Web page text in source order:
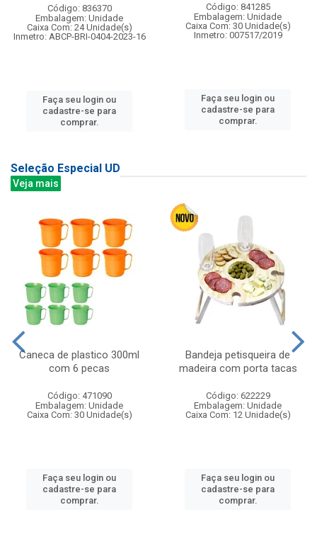
Código: 836370
Embalagem: Unidade
Caixa Com: 24 Unidade(s)
Inmetro: ABCP-BRI-0404-2023-16
Faça seu login ou
cadastre-se para
comprar.
Código: 841285
Embalagem: Unidade
Caixa Com: 30 Unidade(s)
Inmetro: 007517/2019
Faça seu login ou
cadastre-se para
comprar.
Seleção Especial UD
Veja mais
Caneca de plastico 300ml
com 6 pecas
Código: 471090
Embalagem: Unidade
Caixa Com: 30 Unidade(s)
Faça seu login ou
cadastre-se para
comprar.
Bandeja petisqueira de
madeira com porta tacas
Código: 622229
Embalagem: Unidade
Caixa Com: 12 Unidade(s)
Faça seu login ou
cadastre-se para
comprar.